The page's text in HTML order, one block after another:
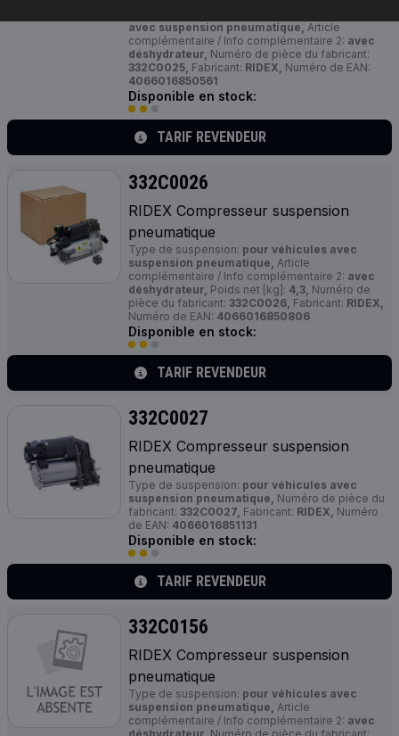
avec suspension pneumatique, Article
complémentaire / Info complémentaire 2: avec
déshydrateur, Numéro de pièce du fabricant:
332C0025, Fabricant: RIDEX, Numéro de EAN:
4066016850561
Disponible en stock:
TARIF REVENDEUR
332C0026
RIDEX Compresseur suspension
pneumatique
Type de suspension: pour véhicules avec
suspension pneumatique, Article
complémentaire / Info complémentaire 2: avec
déshydrateur, Poids net [kg]: 4,3, Numéro de
pièce du fabricant: 332C0026, Fabricant: RIDEX,
Numéro de EAN: 4066016850806
Disponible en stock:
TARIF REVENDEUR
332C0027
RIDEX Compresseur suspension
pneumatique
Type de suspension: pour véhicules avec
suspension pneumatique, Numéro de pièce du
fabricant: 332C0027, Fabricant: RIDEX, Numéro
de EAN: 4066016851131
Disponible en stock:
TARIF REVENDEUR
332C0156
RIDEX Compresseur suspension
pneumatique
Type de suspension: pour véhicules avec
suspension pneumatique, Article
complémentaire / Info complémentaire 2: avec